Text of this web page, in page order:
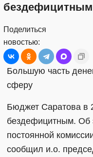
бездефицитным
Поделиться
новостью:
Большую часть
сферу
Бюджет Саратова в
бездефицитным. Об
постоянной
сообщил и.о.